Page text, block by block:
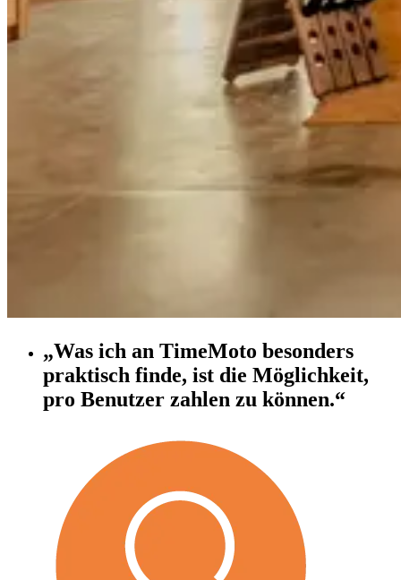
„Was ich an TimeMoto besonders
praktisch finde, ist die Möglichkeit,
pro Benutzer zahlen zu können.“